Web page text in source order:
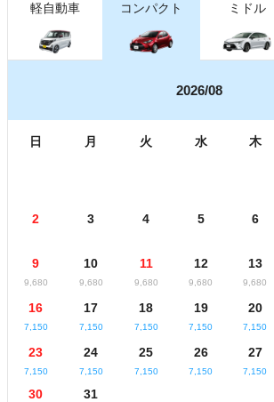
軽自動車 コンパクト ミドル
2026/08
日 月 火 水 木
2 3 4 5 6
9
9,680
10
9,680
11
9,680
12
9,680
13
9,680
16
7,150
17
7,150
18
7,150
19
7,150
20
7,150
23
7,150
24
7,150
25
7,150
26
7,150
27
7,150
30 31